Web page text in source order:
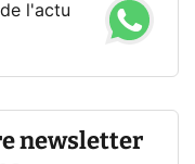
l'actu
newsletter